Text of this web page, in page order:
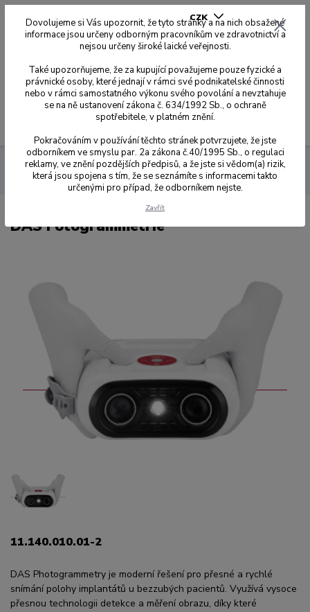
CZK
0,00 Kč
Dynamic Abutment Solution Fotogrammetrie
DAS
Fotogrammetrie
DAS Fotogrammetrie
11.140.010.01-2
DAS Photogrammetry je moderní řešení pro přesné a rychlé
snímání polohy implantátů u bezzubých pacientů. Využívá vysoce
přesnou technologii detekce a měření obrazu, díky které
Dovolujeme si Vás upozornit, že tyto stránky a na nich obsažené
informace jsou určeny odborným pracovníkům ve zdravotnictví a
nejsou určeny široké laické veřejnosti.
Také upozorňujeme, že za kupující považujeme pouze fyzické a
právnické osoby, které jednají v rámci své podnikatelské činnosti
nebo v rámci samostatného výkonu svého povolání a nevztahuje
se na ně ustanovení zákona č. 634/1992 Sb., o ochraně
spotřebitele, v platném znění.
Pokračováním v používání těchto stránek potvrzujete, že jste
odborníkem ve smyslu par. 2a zákona č.40/1995 Sb., o regulaci
reklamy, ve znění pozdějších předpisů, a že jste si vědom(a) rizik,
která jsou spojena s tím, že se seznámíte s informacemi takto
určenými pro případ, že odborníkem nejste.
Zavřít